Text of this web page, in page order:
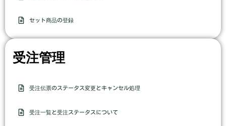
セット商品の登録
受注管理
受注伝票のステータス変更とキャンセル処理
受注一覧と受注ステータスについて